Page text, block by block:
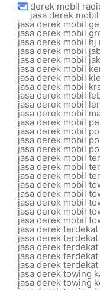
derek mobil
jasa derek
jasa derek mobil
jasa derek mobil
jasa derek mobil hj
jasa derek mobil
jasa derek mobil
jasa derek mobil
jasa derek mobil
jasa derek mobil
jasa derek mobil
jasa derek mobil
jasa derek mobil
jasa derek mobil
jasa derek mobil
jasa derek mobil
jasa derek mobil
jasa derek mobil
jasa derek mobil
jasa derek mobil
jasa derek mobil
jasa derek mobil
jasa derek mobil
jasa derek mobil
jasa derek mobil
jasa derek
jasa derek
jasa derek
jasa derek
jasa derek
jasa derek towing
jasa derek towing